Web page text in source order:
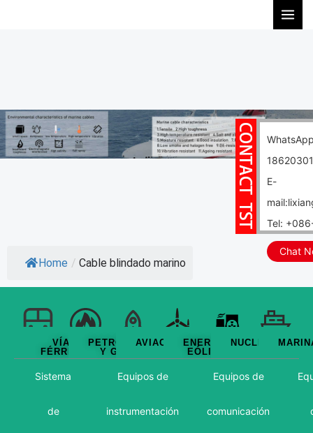
E-
Tel:
Chat
Home / Cable blindado marino
VÍA
FÉRREA
PETRÓLEO
Y GAS
AVIACIÓN ENERGÍA
EÓLICA
NUCLEAR
Sistema
de
Equipos de
instrumentación
Equipos de
comunicación